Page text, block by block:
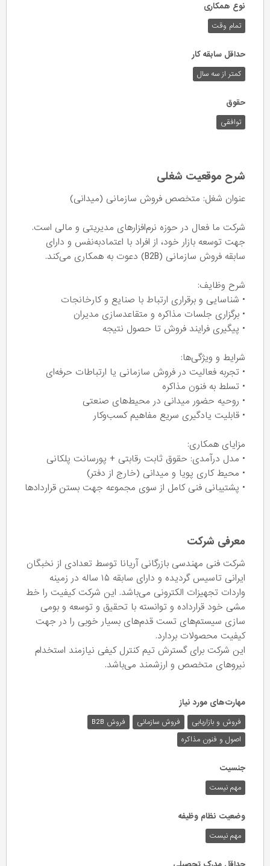
نوع همکاری
تمام وقت
حداقل سابقه کار
کمتر از سه سال
حقوق
توافقی
شرح موقعیت شغلی
عنوان شغل: متخصص فروش سازمانی (میدانی)
شرکت ما فعال در حوزه نرم‌افزارهای مدیریتی و مالی است.
جهت توسعه بازار خود، از افراد با اعتماد‌به‌نفس و دارای
سابقه فروش سازمانی (B2B) دعوت به همکاری می‌کند.
شرح وظایف:
• شناسایی و برقراری ارتباط با صنایع و کارخانجات
• برگزاری جلسات مذاکره و متقاعدسازی مدیران
• پیگیری فرایند فروش تا حصول نتیجه
شرایط و ویژگی‌ها:
• تجربه فعالیت در فروش سازمانی یا ارتباطات حرفه‌ای
• تسلط به فنون مذاکره
• روحیه حضور میدانی در محیط‌های صنعتی
• قابلیت یادگیری سریع مفاهیم کسب‌وکار
مزایای همکاری:
• مدل درآمدی: حقوق ثابت رقابتی + پورسانت پلکانی
• محیط کاری پویا و میدانی (خارج از دفتر)
• پشتیبانی فنی کامل از سوی مجموعه جهت بستن قراردادها
معرفی شرکت
شرکت فنی مهندسی بازرگانی آریانا توسط تعدادی از نخبگان
ایرانی تاسیس گردیده و دارای سابقه ۱۵ ساله در زمینه
واردات تجهیزات الکترونی می‌باشد. این شرکت کیفیت را خط
مشی خود قرارداده و توانسته با تحقیق و توسعه و بومی
سازی سیستم‌های تست قدم‌های بسیار خوبی را در جهت
کیفیت محصولات بردارد.
این شرکت برای گسترش تیم کنترل کیفی نیازمند استخدام
نیروهای متخصص و ارزشمند می‌باشد.
مهارت‌های مورد نیاز
فروش و بازاریابی فروش سازمانی
فروش B2B
اصول و فنون مذاکره
جنسیت
مهم نیست
وضعیت نظام وظیفه
مهم‌ نیست